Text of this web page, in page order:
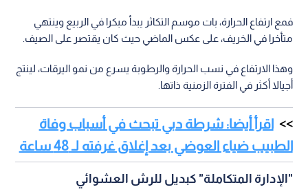
فمع ارتفاع الحرارة، بات موسم التكاثر يبدأ مبكرا في الربيع وينتهي
متأخرا في الخريف، على عكس الماضي حيث كان يقتصر على الصيف.
وهذا الارتفاع في نسب الحرارة والرطوبة يسرع من نمو اليرقات، لينتج
أجيالا أكثر في الفترة الزمنية ذاتها.
اقرأ أيضا: شرطة دبي تبحث في أسباب وفاة
الطبيب ضياء العوضي بعد إغلاق غرفته لـ 48 ساعة
"الإدارة المتكاملة" كبديل للرش العشوائي